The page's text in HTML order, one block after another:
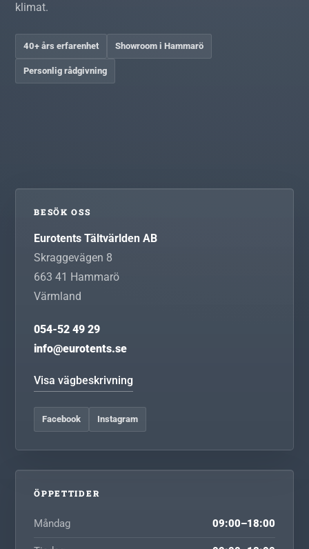
klimat.
40+ års erfarenhet Showroom i Hammarö
Personlig rådgivning
BESÖK OSS
Eurotents Tältvärlden AB
Skraggevägen 8
663 41 Hammarö
Värmland
054-52 49 29
info@eurotents.se
Visa vägbeskrivning
Facebook Instagram
ÖPPETTIDER
Måndag 09:00–18:00